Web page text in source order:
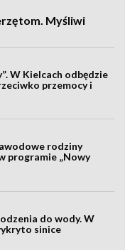
Myśliwi
W Kielcach odbędzie
przemocy i
rodziny
programie „Nowy
do wody. W
sinice